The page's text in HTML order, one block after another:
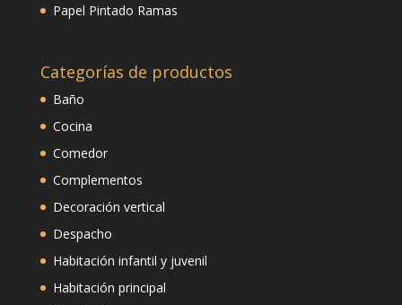
Papel Pintado Ramas
Categorías de productos
Baño
Cocina
Comedor
Complementos
Decoración vertical
Despacho
Habitación infantil y juvenil
Habitación principal